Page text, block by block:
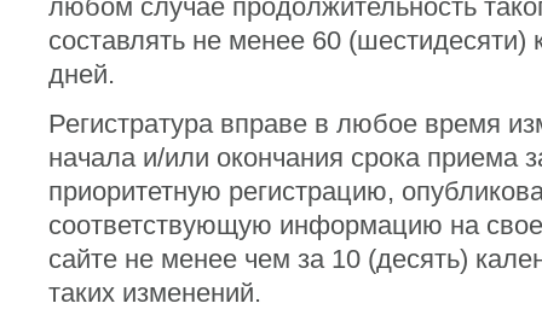
любом случае продолжительность
составлять не менее 60 (шестидесяти)
дней.
Регистратура вправе в любое время
начала и/или окончания срока приема
приоритетную регистрацию,
соответствующую информацию на
сайте не менее чем за 10 (десять)
таких изменений.